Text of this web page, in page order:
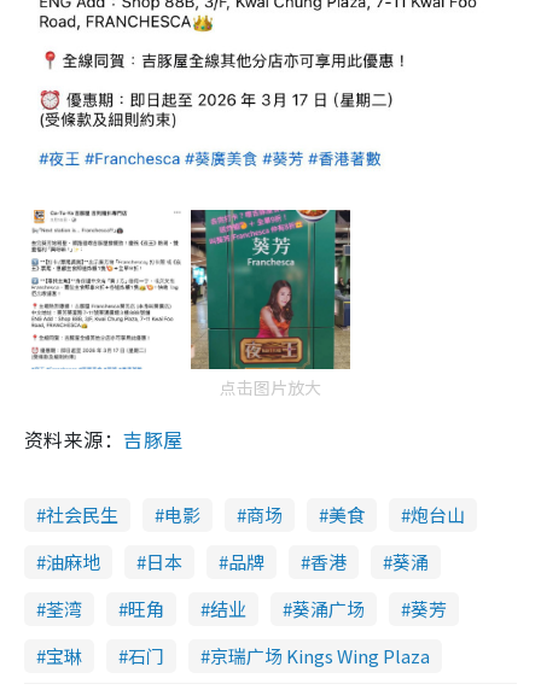
点击图片放大
资料来源：吉豚屋
社会民生 电影 商场 美食
炮台山
油麻地
日本 品牌 香港
葵涌
荃湾
旺角 结业 葵涌广场
葵芳
宝琳
石门 京瑞广场 Kings Wing Plaza